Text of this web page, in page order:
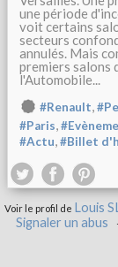
une période
voit certains
secteurs
annulés. Mais
premiers salons
l'Automobile...
#Renault,
#Paris,
#Actu,#Billet
Voir le profil de Louis
Signaler un abus